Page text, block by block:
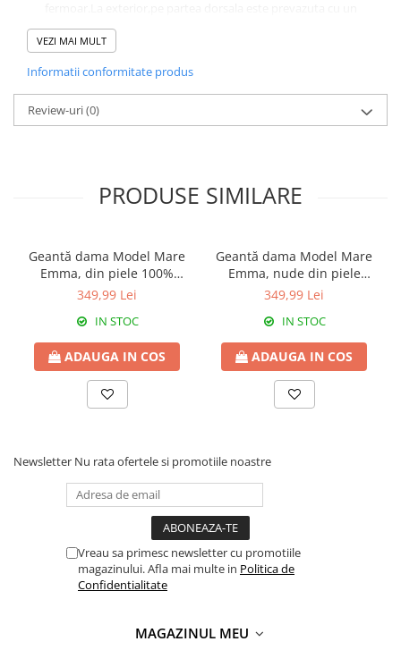
buzunar cu inchidere cu fermoar.
Picioruse metalice
Dimensiuni:L=36cm,l=16 cm,H=28 cm
Produs lucrat manual in Italia din materiale de calitate
superioara
VEZI MAI MULT
Informatii conformitate produs
Review-uri(0)
PRODUSE SIMILARE
Geantă dama Model Mare
Emma, din piele 100%
naturala ,negru,8008
349,99 Lei
IN STOC
ADAUGA IN COS
Geantă dama Model Mare
Emma, nude din piele
naturală 8008
349,99 Lei
IN STOC
ADAUGA IN COS
Newsletter Nu rata ofertele si promotiile noastre
Vreau sa primesc newsletter cu promotiile
magazinului. Afla mai multe in Politica de
Confidentialitate
MAGAZINUL MEU